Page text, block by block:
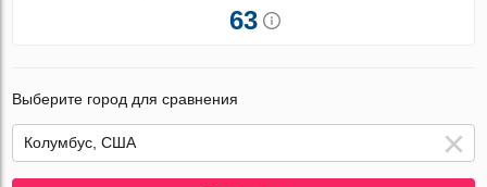
63
Выберите город для сравнения